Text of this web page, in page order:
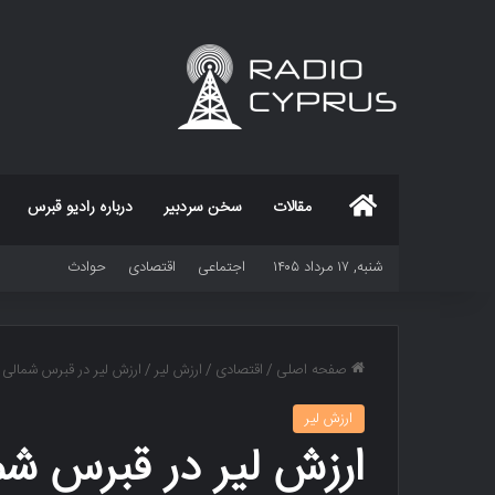
مقالات سخن سردبیر درباره رادیو قبرس
شنبه, ۱۷ مرداد ۱۴۰۵ اجتماعی اقتصادی حوادث
صفحه اصلی /اقتصادی /ارزش لیر/ارزش لیر در قبرس شمالی
ارزش لیر
ارزش لیر در قبرس